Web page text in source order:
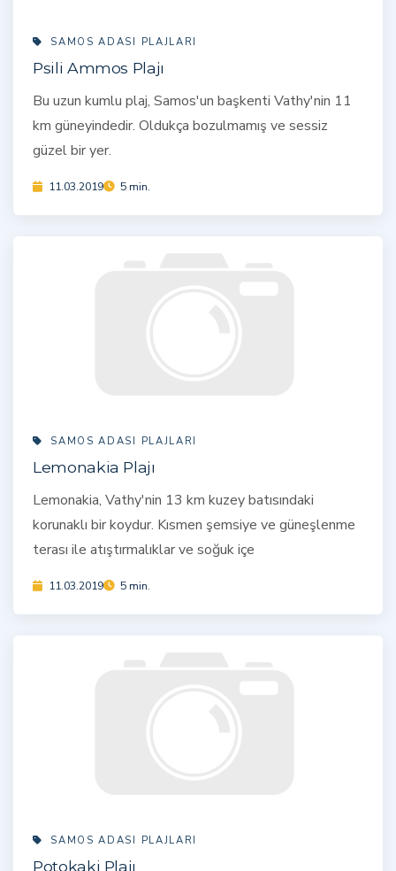
SAMOS ADASI PLAJLARI
Psili Ammos Plajı
Bu uzun kumlu plaj, Samos'un başkenti Vathy'nin 11
km güneyindedir. Oldukça bozulmamış ve sessiz
güzel bir yer.
11.03.2019 5 min.
SAMOS ADASI PLAJLARI
Lemonakia Plajı
Lemonakia, Vathy'nin 13 km kuzey batısındaki
korunaklı bir koydur. Kısmen şemsiye ve güneşlenme
terası ile atıştırmalıklar ve soğuk içe
11.03.2019 5 min.
SAMOS ADASI PLAJLARI
Potokaki Plajı